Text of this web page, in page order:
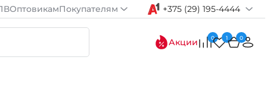
ОптовикамПокупателям +375 (29) 195-4444
Акции 0 1 0